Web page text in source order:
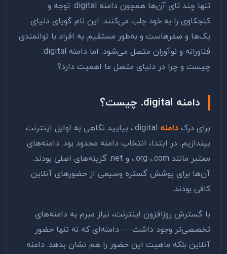
تنها چند تای آن‌ها همچون دامنه .digital توجه و
کنجکاوی را به خود جلب می‌کنند. این نام گویای دنیای
یک‌ها و صفرهاست و به‌طور مستقیم به افراد با توانمندی
فناورانه و نوآوران متصل می‌شود. اما دامنه .digital
چیست و چرا در دنیای متصل ما اهمیت دارد؟
دامنه .digital چیست؟
برای درک دامنه .digital، بیایید نگاهی به اوایل اینترنت
بیندازیم. در ابتدا، انتخاب دامنه محدود بود. دامنه‌های
معتبر مانند .com، .org، و .net گزینه‌های اصلی بودند.
آن‌ها برای پوشش گستره وسیعی از حضورهای آنلاین
کافی بودند.
با گسترش روزافزون اینترنت، نیاز مبرم به دامنه‌های
تخصصی‌تر وجود داشت — دامنه‌ای که نه تنها حضور
آنلاین بلکه ماهیت این حضور را هم نشان بدهد. دامنه